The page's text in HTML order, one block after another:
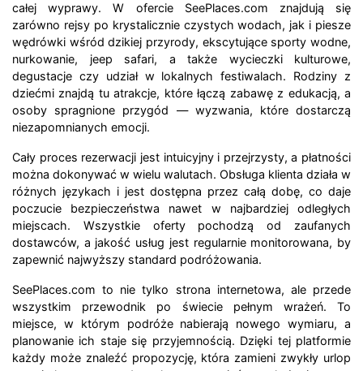
całej wyprawy. W ofercie SeePlaces.com znajdują się
zarówno rejsy po krystalicznie czystych wodach, jak i piesze
wędrówki wśród dzikiej przyrody, ekscytujące sporty wodne,
nurkowanie, jeep safari, a także wycieczki kulturowe,
degustacje czy udział w lokalnych festiwalach. Rodziny z
dziećmi znajdą tu atrakcje, które łączą zabawę z edukacją, a
osoby spragnione przygód — wyzwania, które dostarczą
niezapomnianych emocji.
Cały proces rezerwacji jest intuicyjny i przejrzysty, a płatności
można dokonywać w wielu walutach. Obsługa klienta działa w
różnych językach i jest dostępna przez całą dobę, co daje
poczucie bezpieczeństwa nawet w najbardziej odległych
miejscach. Wszystkie oferty pochodzą od zaufanych
dostawców, a jakość usług jest regularnie monitorowana, by
zapewnić najwyższy standard podróżowania.
SeePlaces.com to nie tylko strona internetowa, ale przede
wszystkim przewodnik po świecie pełnym wrażeń. To
miejsce, w którym podróże nabierają nowego wymiaru, a
planowanie ich staje się przyjemnością. Dzięki tej platformie
każdy może znaleźć propozycję, która zamieni zwykły urlop